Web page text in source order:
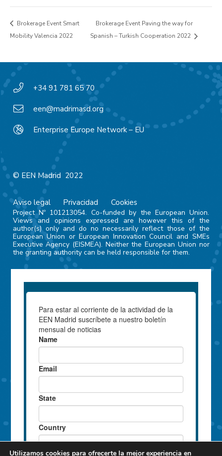
Brokerage Event Smart
Mobility Valencia 2022
Brokerage Event Paving the way for
Spanish – Turkish Cooperation 2022
+34 91 781 65 70
een@madrimasd.org
Enterprise Europe Network – EU
© EEN Madrid 2022
Aviso legal Privacidad Cookies
Project Nº 101213054. Co-funded by the European Union.
Views and opinions expressed are however this of the
author(s) only and do no necessarily reflect those of the
European Union or European Innovation Council and SMEs
Executive Agency (EISMEA). Neither the European Union nor
the granting authority can be held responsible for them.
Utilizamos cookies para ofrecerte la mejor experiencia en